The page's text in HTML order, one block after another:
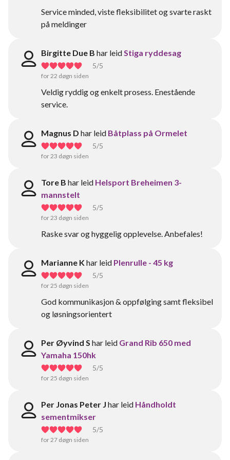
Service minded, viste fleksibilitet og svarte raskt
på meldinger
Birgitte Due B har leidStiga ryddesag
5/5
for 22 døgn siden
Veldig ryddig og enkelt prosess. Enestående
service.
Magnus D har leid Båtplass på Ormelet
5/5
for 23 døgn siden
Tore B har leid Helsport Breheimen 3-
mannstelt
5/5
for 23 døgn siden
Raske svar og hyggelig opplevelse. Anbefales!
Marianne K har leid Plenrulle - 45 kg
5/5
for 25 døgn siden
God kommunikasjon & oppfølging samt fleksibel
og løsningsorientert
Per Øyvind S har leid Grand Rib 650 med
Yamaha 150hk
5/5
for 25 døgn siden
Per Jonas Peter J har leid Håndholdt
sementmikser
5/5
for 27 døgn siden